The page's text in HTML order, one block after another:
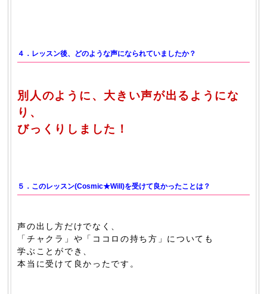
４．レッスン後、どのような声になられていましたか？
別人のように、大きい声が出るようにな
り、
びっくりしました！
５．このレッスン(Cosmic★Will)を受けて良かったことは？
声の出し方だけでなく、
「チャクラ」や「ココロの持ち方」についても
学ぶことができ、
本当に受けて良かったです。